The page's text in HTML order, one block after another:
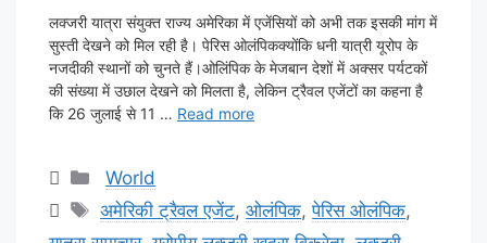
लक्जरी यात्रा संयुक्त राज्य अमेरिका में एजेंसियों को अभी तक इसकी मांग में
सुस्ती देखने को मिल रही है। पेरिस ओलंपिकक्योंकि धनी यात्री यूरोप के
नजदीकी स्थानों को चुनते हैं।ओलिंपिक के मेजबान देशों में अक्सर पर्यटकों
की संख्या में उछाल देखने को मिलता है, लेकिन ट्रैवल एजेंटों का कहना है
कि 26 जुलाई से 11 … Read more
Categories
World
Tags
अमेरिकी ट्रैवल एजेंट,ओलंपिक,पेरिस ओलंपिक,